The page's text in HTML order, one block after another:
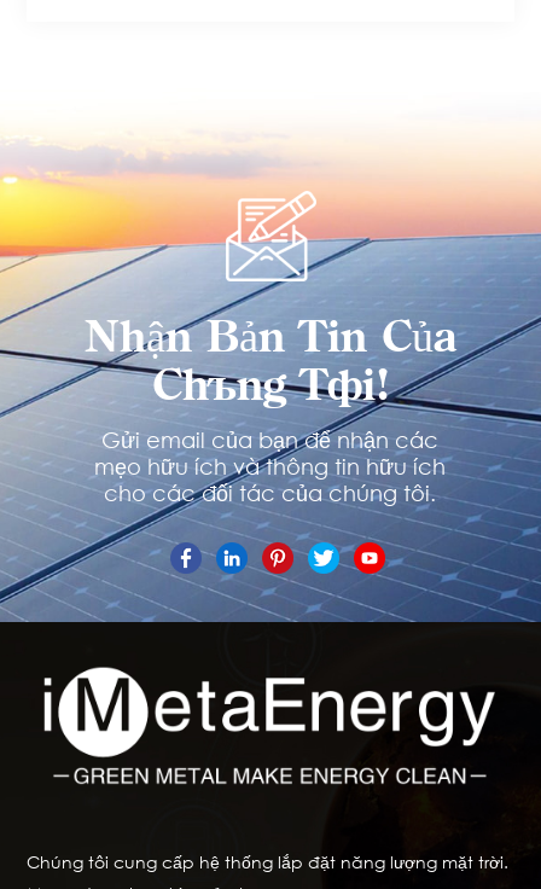
Nhận Bản Tin Của
Chúng Tôi!
Gửi email của bạn để nhận các
mẹo hữu ích và thông tin hữu ích
cho các đối tác của chúng tôi.
Chúng tôi cung cấp hệ thống lắp đặt năng lượng mặt trời.